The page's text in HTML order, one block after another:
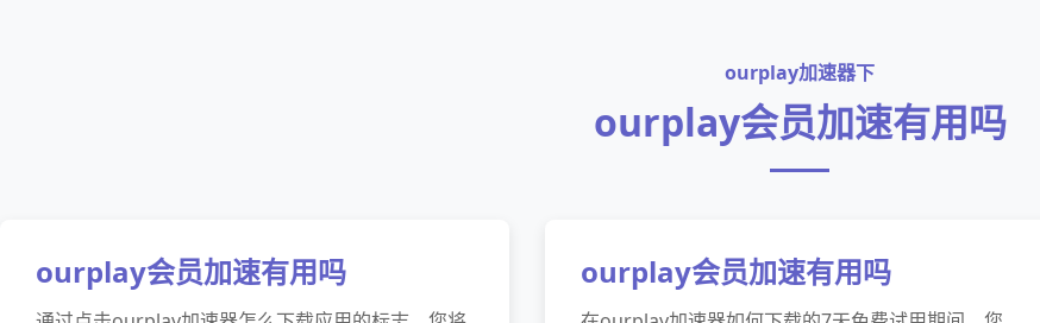
ourplay加速器下
ourplay会员加速有用吗
ourplay会员加速有用吗 ourplay会员加速有用吗